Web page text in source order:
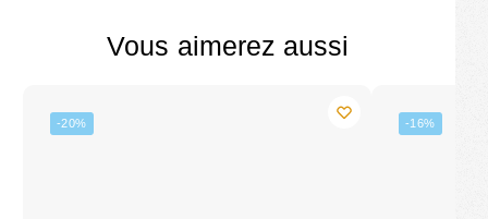
Vous aimerez aussi
-20% -16%